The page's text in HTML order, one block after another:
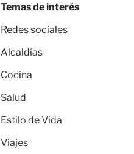
Temas de interés
Redes sociales
Alcaldías
Cocina
Salud
Estilo de Vida
Viajes